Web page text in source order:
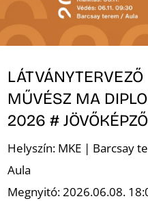
LÁTVÁNYTERVEZŐ
MŰVÉSZ MA
2026 # JÖVŐKÉPZŐ
Helyszín: MKE | Barcsay
Aula
Megnyitó: 2026.06.08.